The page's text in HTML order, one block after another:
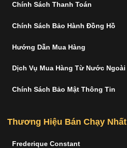
Chính Sách Thanh Toán
Chính Sách Bảo Hành Đồng Hồ
Hướng Dẫn Mua Hàng
Dịch Vụ Mua Hàng Từ Nước Ngoài
Chính Sách Bảo Mật Thông Tin
Thương Hiệu Bán Chạy Nhất
Frederique Constant